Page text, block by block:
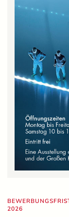
026